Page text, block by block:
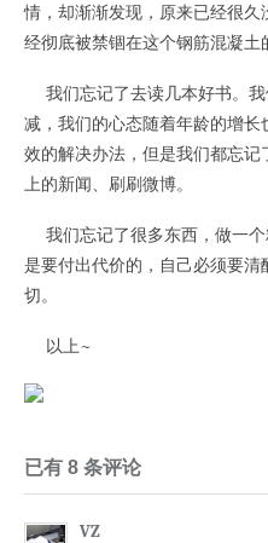
情，却渐渐发现，原来已经很
经彻底被禁锢在这个钢筋混凝土
我们忘记了去读几本好书。
减，我们的心态随着年龄的增
效的解决办法，但是我们都忘
上的新闻、刷刷微博。
我们忘记了很多东西，做一个
是要付出代价的，自己必须要
切。
以上~
已有 8 条评论
VZ